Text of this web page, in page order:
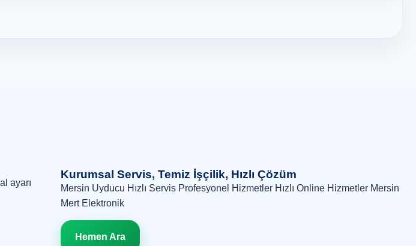
ayarı
Kurumsal Servis, Temiz İşçilik, Hızlı Çözüm
Mersin Uyducu Hızlı Servis Profesyonel Hizmetler Hızlı Online Hizmetler Mersin
Mert Elektronik
Hemen Ara